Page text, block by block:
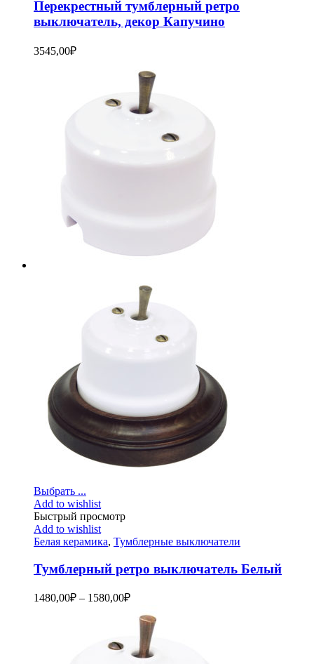
Перекрестный тумблерный ретро
выключатель, декор Капучино
3545,00₽
Выбрать ...
Add to wishlist
Быстрый просмотр
Add to wishlist
Белая керамика, Тумблерные выключатели
Тумблерный ретро выключатель Белый
1480,00₽ – 1580,00₽